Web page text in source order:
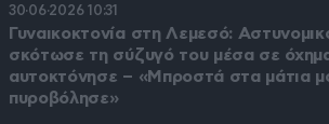
30·06·2026 10:31
Γυναικοκτονία στη Λεμεσό:
σκότωσε τη σύζυγό του μέσα σε
αυτοκτόνησε – «Μπροστά στα μάτια
πυροβόλησε»